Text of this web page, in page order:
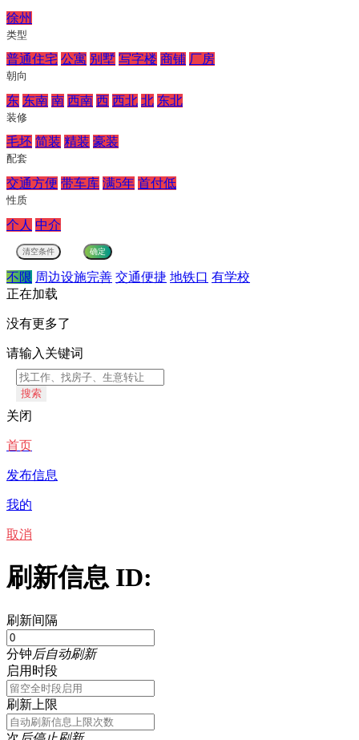
徐州
类型
普通住宅 公寓 别墅 写字楼 商铺 厂房
朝向
东 东南 南 西南 西 西北 北 东北
装修
毛坯 简装 精装 豪装
配套
交通方便 带车库 满5年 首付低
性质
个人 中介
不限 周边设施完善 交通便捷 地铁口 有学校
正在加载
没有更多了
请输入关键词
搜索
关闭
首页
发布信息
我的
取消
刷新信息 ID:
刷新间隔
分钟后自动刷新
启用时段
刷新上限